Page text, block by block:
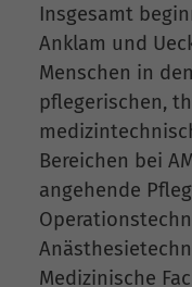
Insgesamt
Anklam und
Menschen in
pflegerischen,
Bereichen bei
angehende
Medizinische